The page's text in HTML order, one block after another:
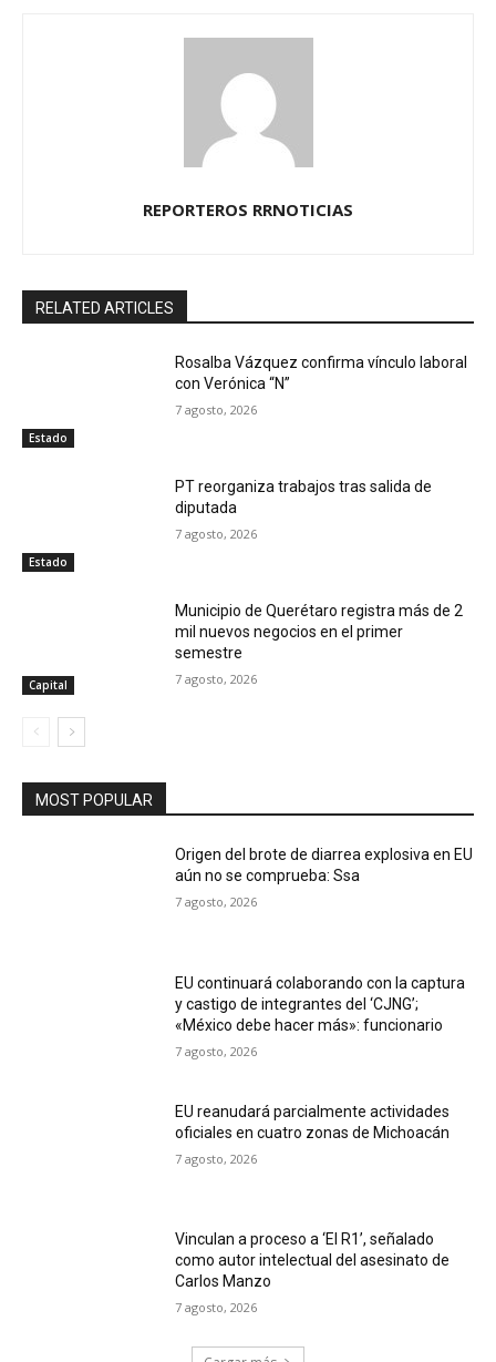
REPORTEROS RRNOTICIAS
RELATED ARTICLES
Estado
Rosalba Vázquez confirma vínculo laboral
con Verónica “N”
7 agosto, 2026
Estado
PT reorganiza trabajos tras salida de
diputada
7 agosto, 2026
Capital
Municipio de Querétaro registra más de 2
mil nuevos negocios en el primer
semestre
7 agosto, 2026
MOST POPULAR
Origen del brote de diarrea explosiva en EU
aún no se comprueba: Ssa
7 agosto, 2026
EU continuará colaborando con la captura
y castigo de integrantes del ‘CJNG’;
«México debe hacer más»: funcionario
7 agosto, 2026
EU reanudará parcialmente actividades
oficiales en cuatro zonas de Michoacán
7 agosto, 2026
Vinculan a proceso a ‘El R1’, señalado
como autor intelectual del asesinato de
Carlos Manzo
7 agosto, 2026